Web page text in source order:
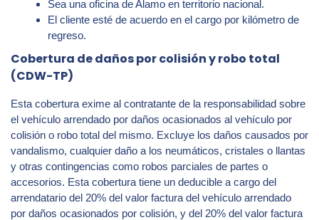
Sea una oficina de Alamo en territorio nacional.
El cliente esté de acuerdo en el cargo por kilómetro de
regreso.
Cobertura de daños por colisión y robo total
(CDW-TP)
Esta cobertura exime al contratante de la responsabilidad sobre
el vehículo arrendado por daños ocasionados al vehículo por
colisión o robo total del mismo. Excluye los daños causados por
vandalismo, cualquier daño a los neumáticos, cristales o llantas
y otras contingencias como robos parciales de partes o
accesorios. Esta cobertura tiene un deducible a cargo del
arrendatario del 20% del valor factura del vehículo arrendado
por daños ocasionados por colisión, y del 20% del valor factura